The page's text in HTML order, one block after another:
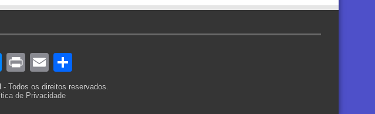
Messenger
PrintEmail
Todos os direitos reservados.
de Privacidade